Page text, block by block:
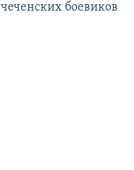
чеченских боевиков